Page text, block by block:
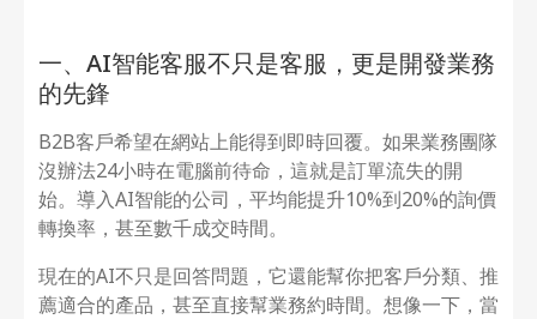
一、AI智能客服不只是客服，更是開發業務
的先鋒
B2B客戶希望在網站上能得到即時回覆。如果業務團隊
沒辦法24小時在電腦前待命，這就是訂單流失的開
始。導入AI智能的公司，平均能提升10%到20%的詢價
轉換率，甚至數千成交時間。
現在的AI不只是回答問題，它還能幫你把客戶分類、推
薦適合的產品，甚至直接幫業務約時間。想像一下，當